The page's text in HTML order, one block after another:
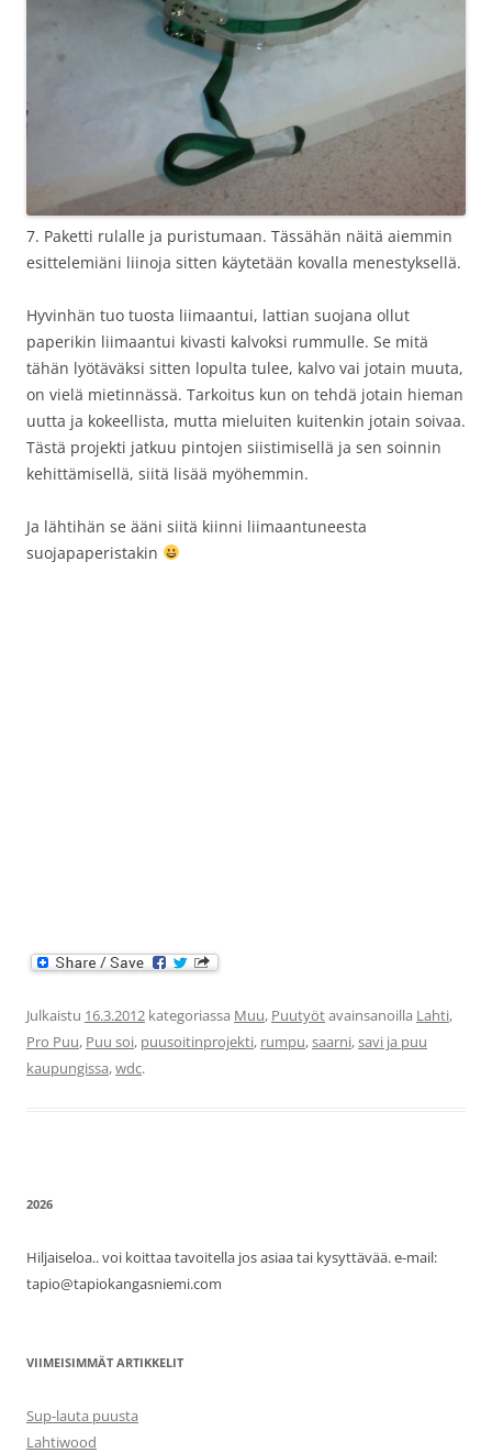
7. Paketti rulalle ja puristumaan. Tässähän näitä aiemmin
esittelemiäni liinoja sitten käytetään kovalla menestyksellä.
Hyvinhän tuo tuosta liimaantui, lattian suojana ollut
paperikin liimaantui kivasti kalvoksi rummulle. Se mitä
tähän lyötäväksi sitten lopulta tulee, kalvo vai jotain muuta,
on vielä mietinnässä. Tarkoitus kun on tehdä jotain hieman
uutta ja kokeellista, mutta mieluiten kuitenkin jotain soivaa.
Tästä projekti jatkuu pintojen siistimisellä ja sen soinnin
kehittämisellä, siitä lisää myöhemmin.
Ja lähtihän se ääni siitä kiinni liimaantuneesta
suojapaperistakin
Julkaistu 16.3.2012 kategoriassa Muu, Puutyötavainsanoilla Lahti,
Pro Puu, Puu soi, puusoitinprojekti, rumpu,saarni,savi ja puu
kaupungissa,wdc.
2026
Hiljaiseloa.. voi koittaa tavoitella jos asiaa tai kysyttävää. e-mail:
tapio@tapiokangasniemi.com
VIIMEISIMMÄT ARTIKKELIT
Sup-lauta puusta
Lahtiwood